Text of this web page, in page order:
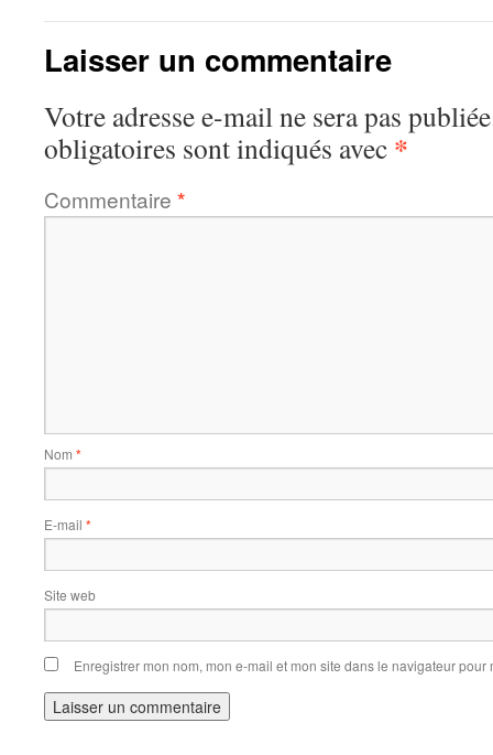
Laisser un commentaire
Votre adresse e-mail ne sera pas
obligatoires sont indiqués avec *
Commentaire *
Nom *
E-mail *
Site web
Enregistrer mon nom, mon e-mail et mon site dans le navigateur